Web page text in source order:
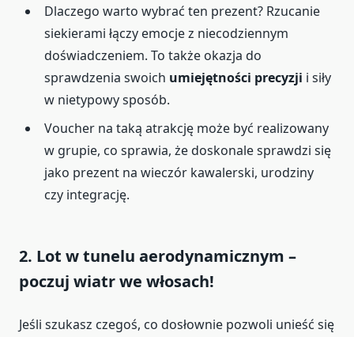
Dlaczego warto wybrać ten prezent? Rzucanie
siekierami łączy emocje z niecodziennym
doświadczeniem. To także okazja do
sprawdzenia swoich umiejętności precyzji i siły
w nietypowy sposób.
Voucher na taką atrakcję może być realizowany
w grupie, co sprawia, że doskonale sprawdzi się
jako prezent na wieczór kawalerski, urodziny
czy integrację.
2. Lot w tunelu aerodynamicznym –
poczuj wiatr we włosach!
Jeśli szukasz czegoś, co dosłownie pozwoli unieść się